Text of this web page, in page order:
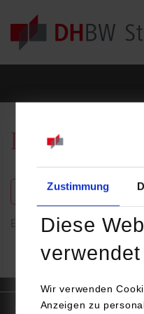
Zustimmung
Diese
Wir verwenden
Anzeigen zu
Skip to main content
Duale Partner
freie Plätze anzeigen
Es wurden keine Ergebnisse
Quicklinks